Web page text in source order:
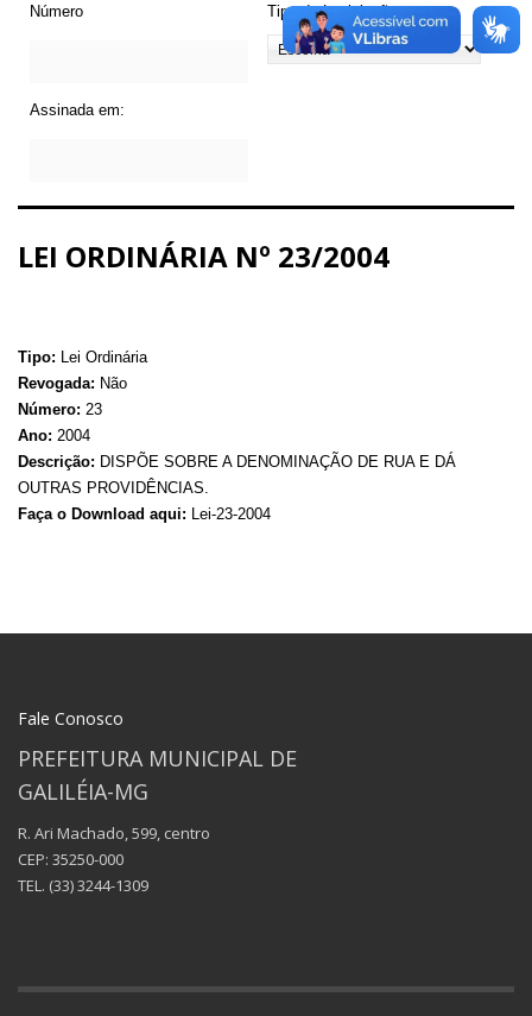
Número Tipo de Legislação
Assinada em:
LEI ORDINÁRIA Nº 23/2004
Tipo: Lei Ordinária
Revogada: Não
Número: 23
Ano: 2004
Descrição: DISPÕE SOBRE A DENOMINAÇÃO DE RUA E DÁ
OUTRAS PROVIDÊNCIAS.
Faça o Download aqui: Lei-23-2004
Fale Conosco
PREFEITURA MUNICIPAL DE
GALILÉIA-MG
R. Ari Machado, 599, centro
CEP: 35250-000
TEL. (33) 3244-1309